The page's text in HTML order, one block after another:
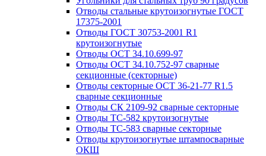
Отводы стальные крутоизогнутые ГОСТ
17375-2001
Отводы ГОСТ 30753-2001 R1
крутоизогнутые
Отводы ОСТ 34.10.699-97
Отводы ОСТ 34.10.752-97 сварные
секционные (секторные)
Отводы секторные ОСТ 36-21-77 R1.5
сварные секционные
Отводы СК 2109-92 сварные секторные
Отводы ТС-582 крутоизогнутые
Отводы ТС-583 сварные секторные
Отводы крутоизогнутые штампосварные
ОКШ